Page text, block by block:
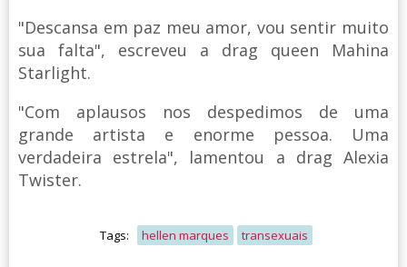
"Descansa em paz meu amor, vou sentir muito
sua falta", escreveu a drag queen Mahina
Starlight.
"Com aplausos nos despedimos de uma
grande artista e enorme pessoa. Uma
verdadeira estrela", lamentou a drag Alexia
Twister.
Tags: hellen marques transexuais